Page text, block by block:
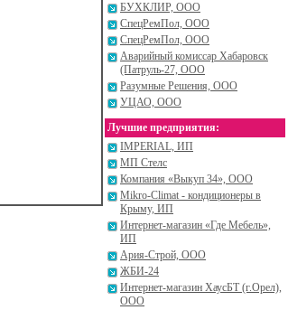
БУХКЛИР, ООО
СпецРемПол, ООО
СпецРемПол, ООО
Аварийный комиссар Хабаровск
(Патруль-27, ООО
Разумные Решения, ООО
УЦАО, ООО
Лучшие предприятия:
IMPERIAL, ИП
МП Стелс
Компания «Выкуп 34», ООО
Mikro-Climat - кондиционеры в
Крыму, ИП
Интернет-магазин «Где Мебель»,
ИП
Ария-Строй, ООО
ЖБИ-24
Интернет-магазин ХаусБТ (г.Орел),
ООО